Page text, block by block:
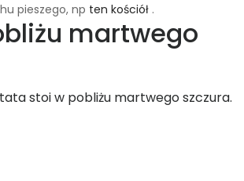
pieszego, np ten kościół .
martwego